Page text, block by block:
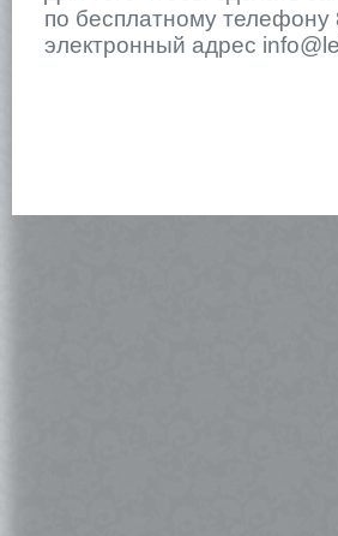
по бесплатному телефону
электронный адрес